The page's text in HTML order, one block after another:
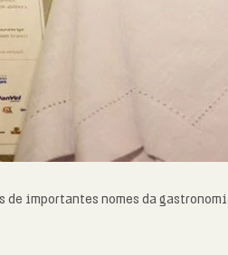
de importantes nomes da